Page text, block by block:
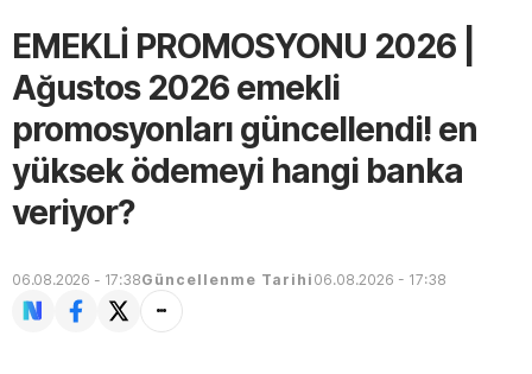
EMEKLİ PROMOSYONU 2026 |
Ağustos 2026 emekli
promosyonları güncellendi! en
yüksek ödemeyi hangi banka
veriyor?
06.08.2026 - 17:38Güncellenme Tarihi 06.08.2026 - 17:38